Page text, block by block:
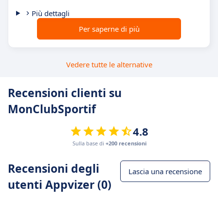
Più dettagli
Per saperne di più
Vedere tutte le alternative
Recensioni clienti su
MonClubSportif
4.8
Sulla base di +200 recensioni
Recensioni degli
utenti Appvizer (0)
Lascia una recensione